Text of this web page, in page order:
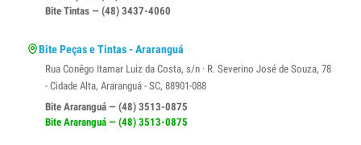
Bite Tintas — (48) 3437-4060
Bite Peças e Tintas - Araranguá
Rua Conêgo Itamar Luiz da Costa, s/n · R. Severino José de Souza, 78
- Cidade Alta, Araranguá - SC, 88901-088
Bite Araranguá — (48) 3513-0875
Bite Araranguá — (48) 3513-0875